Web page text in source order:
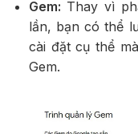
Gem: Thay vì
lần, bạn có thể
cài đặt cụ thể
Gem.